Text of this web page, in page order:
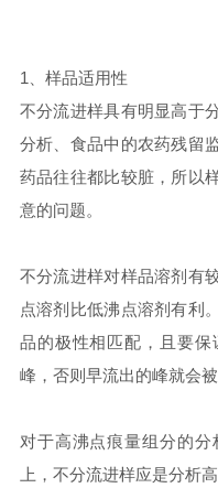
1、样品适用性
不分流进样具有明显高于
分析、食品中的农药残留
药品往往都比较脏，所以
意的问题。
不分流进样对样品溶剂有
点溶剂比低沸点溶剂有利
品的极性相匹配，且要
峰，否则早流出的峰就会
对于高沸点痕量组分的
上，不分流进样应是分析